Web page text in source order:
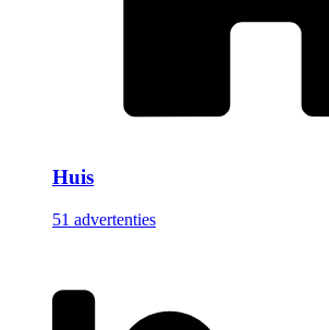
Huis
51 advertenties